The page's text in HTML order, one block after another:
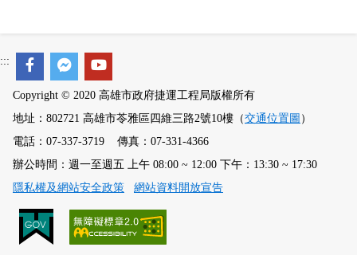
:::
Copyright © 2020 高雄市政府捷運工程局版權所有
地址：802721 高雄市苓雅區四維三路2號10樓（交通位置圖 ）
電話：07-337-3719 傳真：07-331-4366
辦公時間：週一至週五 上午 08:00 ~ 12:00 下午：13:30 ~ 17:30
隱私權及網站安全政策
網站資料開放宣告